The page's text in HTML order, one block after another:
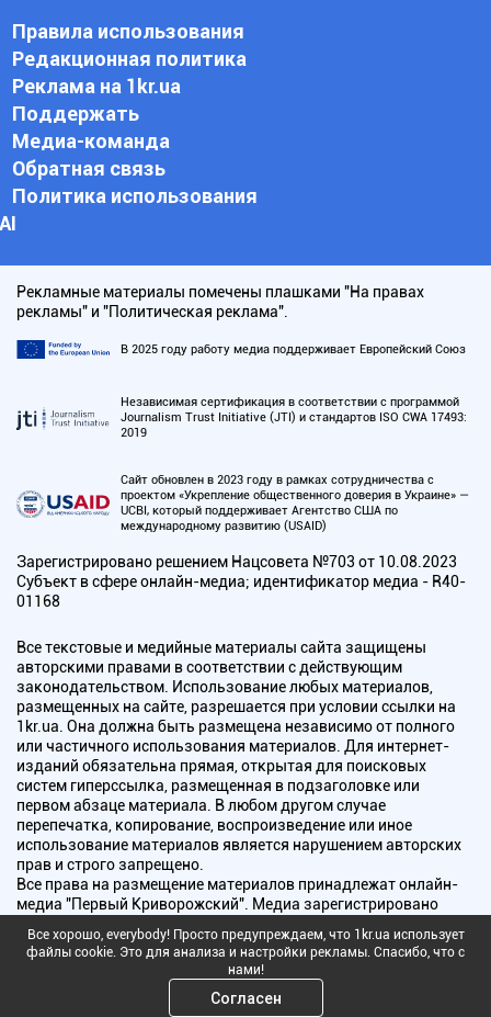
Правила использования
Редакционная политика
Реклама на 1kr.ua
Поддержать
Медиа-команда
Обратная связь
Политика использования
АI
Рекламные материалы помечены плашками "На правах
рекламы" и "Политическая реклама".
В 2025 году работу медиа поддерживает Европейский Союз
Независимая сертификация в соответствии с программой
Journalism Trust Initiative (JTI) и стандартов ISO CWA 17493:
2019
Сайт обновлен в 2023 году в рамках сотрудничества с
проектом «Укрепление общественного доверия в Украине» —
UCBI, который поддерживает Агентство США по
международному развитию (USAID)
Зарегистрировано решением Нацсовета №703 от 10.08.2023
Субъект в сфере онлайн-медиа; идентификатор медиа - R40-
01168
Все текстовые и медийные материалы сайта защищены
авторскими правами в соответствии с действующим
законодательством. Использование любых материалов,
размещенных на сайте, разрешается при условии ссылки на
1kr.ua. Она должна быть размещена независимо от полного
или частичного использования материалов. Для интернет-
изданий обязательна прямая, открытая для поисковых
систем гиперссылка, размещенная в подзаголовке или
первом абзаце материала. В любом другом случае
перепечатка, копирование, воспроизведение или иное
использование материалов является нарушением авторских
прав и строго запрещено.
Все права на размещение материалов принадлежат онлайн-
медиа "Первый Криворожский". Медиа зарегистрировано
радиовещания.
Copyright © 2010 - 2026 Все права защищены
Все хорошо, everybody! Просто предупреждаем, что 1kr.ua использует
файлы cookie. Это для анализа и настройки рекламы. Спасибо, что с
нами!
Согласен